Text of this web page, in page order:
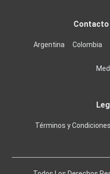
Argentina Colombia
Términos y Condiciones